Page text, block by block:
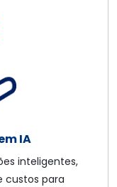
IA
inteligentes,
custos para